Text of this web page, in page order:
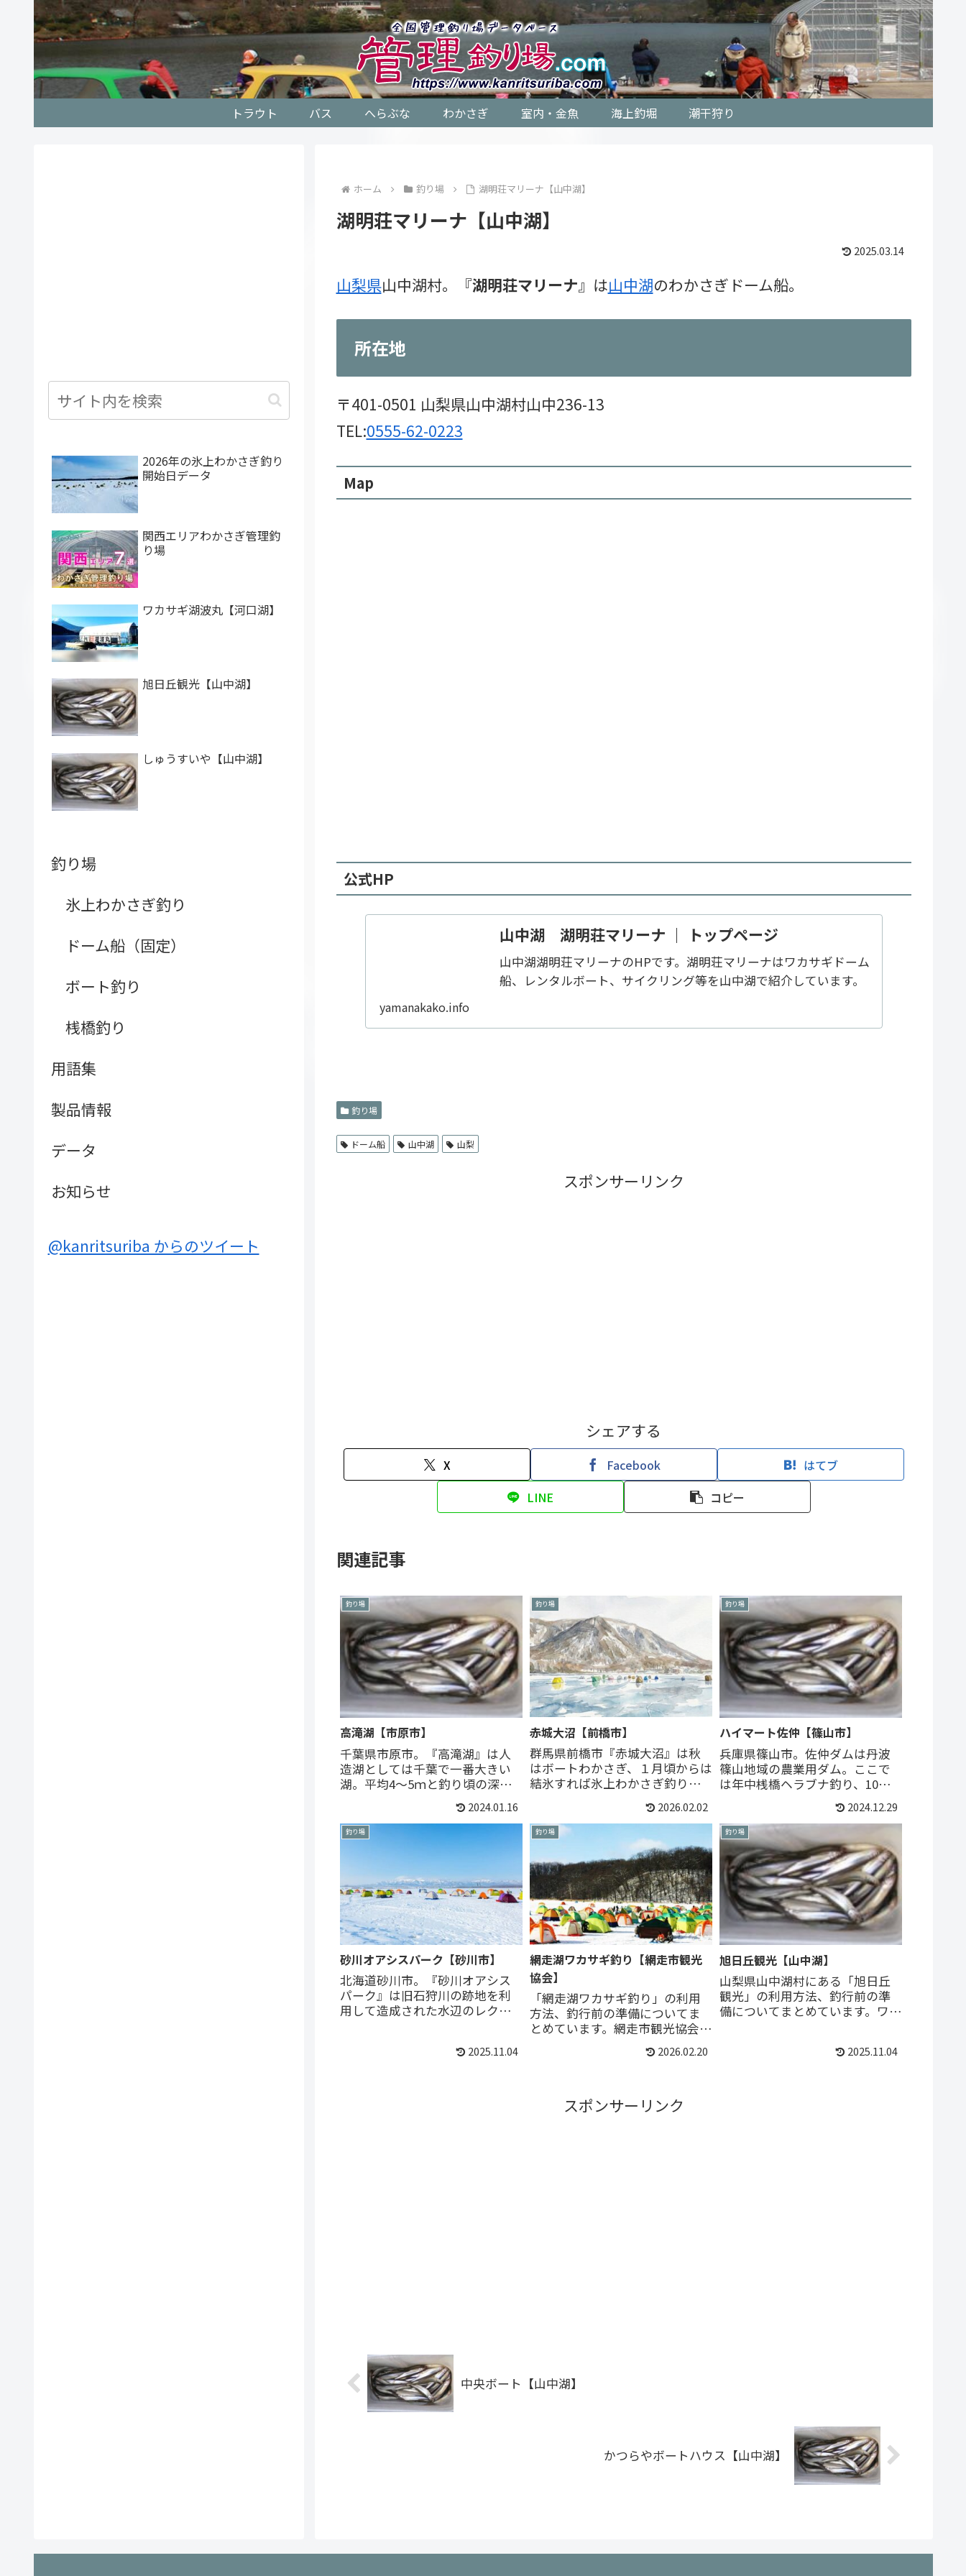
トラウト バス へらぶな わかさぎ 室内・金魚 海上釣堀 潮干狩り
ホーム 釣り場 湖明荘マリーナ【山中湖】
湖明荘マリーナ【山中湖】
2025.03.14
山梨県山中湖村。『湖明荘マリーナ』は山中湖のわかさぎドーム船。
所在地
〒401-0501 山梨県山中湖村山中236-13
TEL:0555-62-0223
Map
公式HP
山中湖 湖明荘マリーナ ｜ トップページ
山中湖湖明荘マリーナのHPです。湖明荘マリーナはワカサギドーム
船、レンタルボート、サイクリング等を山中湖で紹介しています。
yamanakako.info
釣り場
ドーム船 山中湖 山梨
スポンサーリンク
シェアする
X Facebook
はてブ
LINE
コピー
関連記事
釣り場
高滝湖【市原市】
千葉県市原市。『高滝湖』は人
造湖としては千葉で一番大きい
湖。平均4～5ｍと釣り頃の深
は桟橋、ドーム桟橋かボートで
の釣りとなる。10月...
2024.01.16
釣り場
赤城大沼【前橋市】
群馬県前橋市『赤城大沼』は秋
はボートわかさぎ、１月頃からは
結氷すれば氷上わかさぎ釣りが
情報】NEW!2026年1月15日解禁
～【ボ...
2026.02.02
釣り場
ハイマート佐仲【篠山市】
兵庫県篠山市。佐仲ダムは丹波
篠山地域の農業用ダム。ここで
は年中桟橋ヘラブナ釣り、10月
める。【わかさぎ釣りの時期】
10月後半頃~３...
2024.12.29
釣り場
砂川オアシスパーク【砂川市】
北海道砂川市。『砂川オアシス
パーク』は旧石狩川の跡地を利
用して造成された水辺のレクリ
2025.11.04
釣り場
網走湖ワカサギ釣り【網走市観光
協会】
「網走湖ワカサギ釣り」の利用
方法、釣行前の準備についてま
とめています。網走市観光協会が
主催する氷上わかさぎ釣り会
場。釣り道具一式レンタルがセ
2026.02.20
釣り場
旭日丘観光【山中湖】
山梨県山中湖村にある「旭日丘
観光」の利用方法、釣行前の準
備についてまとめています。ワカ
2025.11.04
スポンサーリンク
中央ボート【山中湖】
かつらやボートハウス【山中湖】
2026年の氷上わかさぎ釣り
開始日データ
関西エリアわかさぎ管理釣
り場
ワカサギ湖波丸【河口湖】
旭日丘観光【山中湖】
しゅうすいや【山中湖】
釣り場
氷上わかさぎ釣り
ドーム船（固定）
ボート釣り
桟橋釣り
用語集
製品情報
データ
お知らせ
@kanritsuriba からのツイート